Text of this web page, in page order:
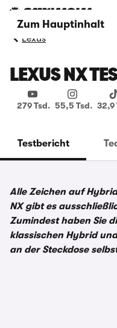
Zum Hauptinhalt
Lexus
LEXUS NX
279 Tsd. 55,5 Tsd. 32,9
Testbericht
Alle Zeichen auf
NX gibt es
Zumindest haben Sie
klassischen Hybrid
an der Steckdose